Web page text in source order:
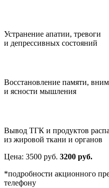
Устранение апатии, тревоги
и депрессивных состояний
Восстановление памяти,
и ясности мышления
Вывод ТГК и продуктов
из жировой ткани и органов
Цена: 3500 руб. 3200 руб.
*подробности акционного
телефону